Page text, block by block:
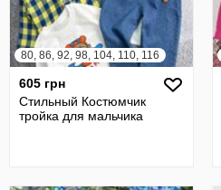
80, 86, 92, 98, 104, 110, 116
605 грн
Стильный Костюмчик
тройка для мальчика